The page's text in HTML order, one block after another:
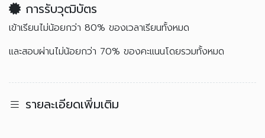
การรับวุฒิบัตร
เข้าเรียนไม่น้อยกว่า 80% ของเวลาเรียนทั้งหมด
และสอบผ่านไม่น้อยกว่า 70% ของคะแนนโดยรวมทั้งหมด
รายละเอียดเพิ่มเติม